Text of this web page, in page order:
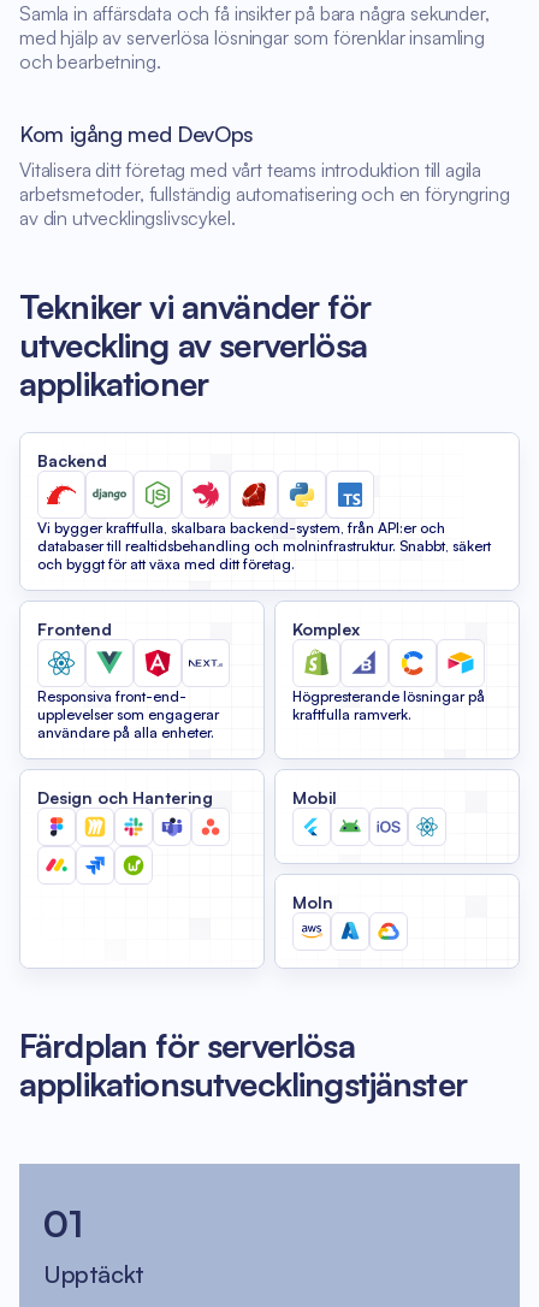
Samla in affärsdata och få insikter på bara några sekunder,
med hjälp av serverlösa lösningar som förenklar insamling
och bearbetning.
Kom igång med DevOps
Vitalisera ditt företag med vårt teams introduktion till agila
arbetsmetoder, fullständig automatisering och en föryngring
av din utvecklingslivscykel.
Tekniker vi använder för
utveckling av serverlösa
applikationer
Backend
Vi bygger kraftfulla, skalbara backend-system, från API:er och
databaser till realtidsbehandling och molninfrastruktur. Snabbt, säkert
och byggt för att växa med ditt företag.
Frontend
Responsiva front-end-
upplevelser som engagerar
användare på alla enheter.
Komplex
Högpresterande lösningar på
kraftfulla ramverk.
Design och Hantering Mobil
Moln
Färdplan för serverlösa
applikationsutvecklingstjänster
01
Upptäckt